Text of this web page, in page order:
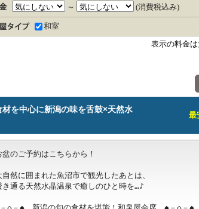
～ (消費税込み)
和室
表示の料金
を中心に新潟の味を舌鼓×天然水
最
盆のご予約はこちらから！
自然に囲まれた魚沼市で観光したあとは、
き通る天然水晶温泉で癒しのひと時を…♪